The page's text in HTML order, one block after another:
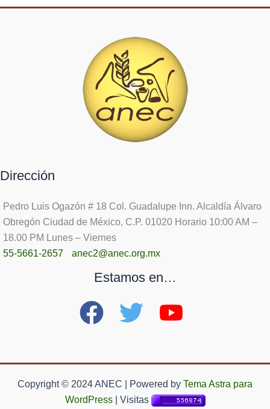
Dirección
Pedro Luis Ogazón # 18 Col. Guadalupe Inn. Alcaldía Álvaro
Obregón Ciudad de México, C.P. 01020 Horario 10:00 AM –
18.00 PM Lunes – Viernes
55-5661-2657
anec2@anec.org.mx
Estamos en…
Copyright © 2024 ANEC | Powered by Tema Astra para
WordPress| Visitas